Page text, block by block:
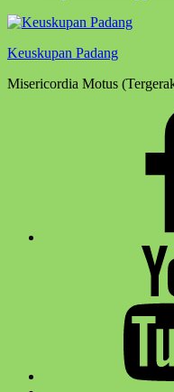
Keuskupan Padang
Misericordia Motus